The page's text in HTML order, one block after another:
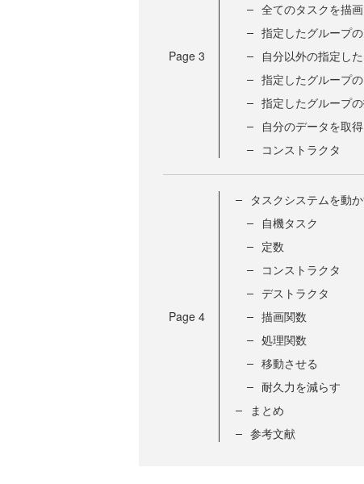
Page 3
全てのタスクを描画
指定したグループ
自分以外の指定し
指定したグループ
指定したグループ
自分のデータを取得
コンストラクタ
Page 4
タスクシステムを動
自機タスク
定数
コンストラクタ
デストラクタ
描画関数
処理関数
移動させる
耐久力を減らす
まとめ
参考文献